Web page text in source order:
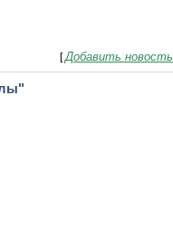
[Добавить новость